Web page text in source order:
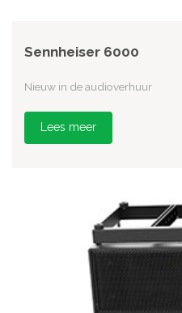
Sennheiser 6000
Nieuw in de audioverhuur
Lees meer